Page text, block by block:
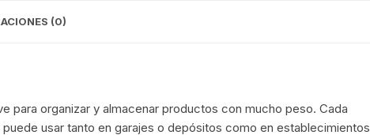
(0)
para organizar y almacenar productos con mucho peso. Cada
usar tanto en garajes o depósitos como en establecimientos